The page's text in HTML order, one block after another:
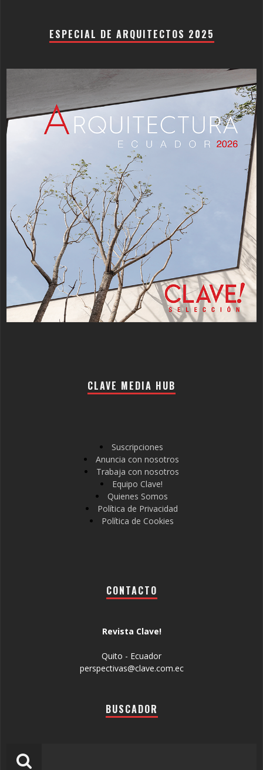
ESPECIAL DE ARQUITECTOS 2025
CLAVE MEDIA HUB
Suscripciones
Anuncia con nosotros
Trabaja con nosotros
Equipo Clave!
Quienes Somos
Política de Privacidad
Política de Cookies
CONTACTO
Revista Clave!
Quito - Ecuador
perspectivas@clave.com.ec
BUSCADOR